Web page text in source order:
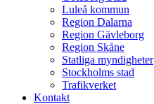
Luleå kommun
Region Dalarna
Region Gävleborg
Region Skåne
Statliga myndigheter
Stockholms stad
Trafikverket
Kontakt